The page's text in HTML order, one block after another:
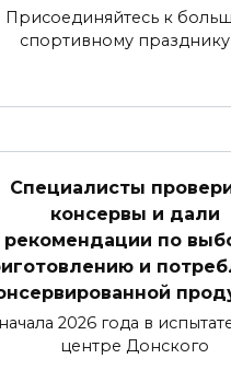
Присоединяйтесь к
спортивному
Специалисты
консервы и дали
рекомендации по
и
2026 года в
центре Донского